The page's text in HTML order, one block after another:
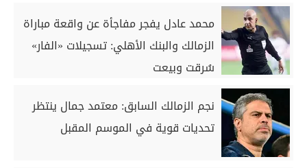
محمد عادل يفجر مفاجأة عن واقعة مباراة
الزمالك والبنك الأهلي: تسجيلات «الفار»
سُرقت وبيعت
نجم الزمالك السابق: معتمد جمال ينتظر
تحديات قوية في الموسم المقبل